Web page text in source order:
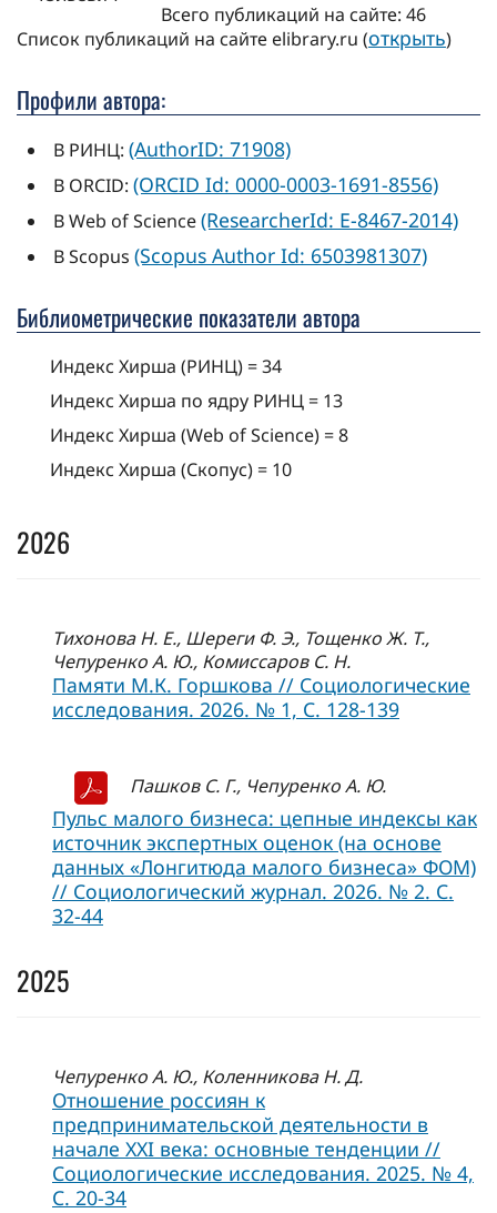
Всего публикаций на сайте: 46
Cписок публикаций на сайте elibrary.ru (открыть)
Профили автора:
В РИНЦ:(AuthorID: 71908)
В ORCID:(ORCID Id: 0000-0003-1691-8556)
В Web of Science(ResearcherId: E-8467-2014)
В Scopus(Scopus Author Id: 6503981307)
Библиометрические показатели автора
Индекс Хирша (РИНЦ) = 34
Индекс Хирша по ядру РИНЦ = 13
Индекс Хирша (Web of Science) = 8
Индекс Хирша (Скопус) = 10
2026
Тихонова Н. Е., Шереги Ф. Э., Тощенко Ж. Т.,
Чепуренко А. Ю., Комиссаров С. Н.
Памяти М.К. Горшкова // Социологические
исследования. 2026. № 1, C. 128-139
Пашков С. Г., Чепуренко А. Ю.
Пульс малого бизнеса: цепные индексы как
источник экспертных оценок (на основе
данных «Лонгитюда малого бизнеса» ФОМ)
// Социологический журнал. 2026. № 2. С.
32-44
2025
Чепуренко А. Ю., Коленникова Н. Д.
Отношение россиян к
предпринимательской деятельности в
начале XXI века: основные тенденции //
Социологические исследования. 2025. № 4,
C. 20-34